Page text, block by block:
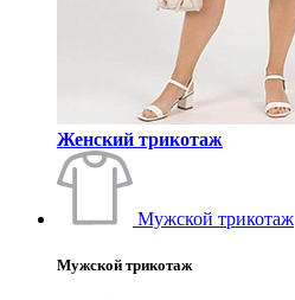
Женский трикотаж
Мужской трикотаж
Мужской трикотаж